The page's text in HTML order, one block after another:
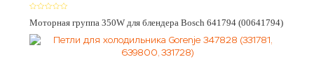
Моторная группа 350W для блендера Bosch 641794 (00641794)